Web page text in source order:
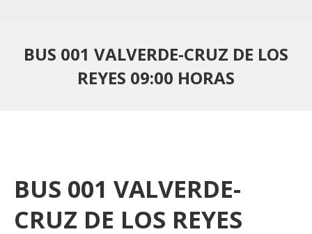
BUS 001 VALVERDE-CRUZ DE LOS
REYES 09:00 HORAS
BUS 001 VALVERDE-
CRUZ DE LOS REYES